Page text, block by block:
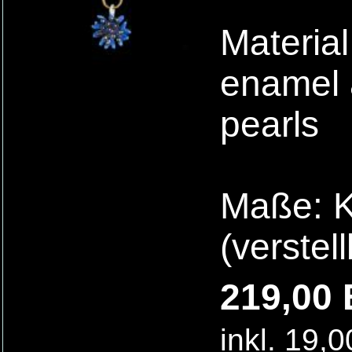
enamel
pearls
Maße:
219,00
inkl.